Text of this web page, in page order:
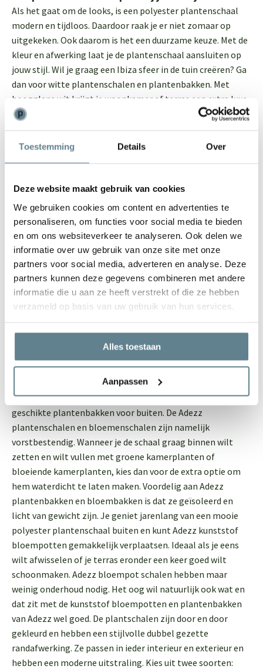
Toestemming Details Over
Deze website maakt gebruik van cookies
We gebruiken cookies om content en advertenties te
personaliseren, om functies voor social media te bieden
en om ons websiteverkeer te analyseren. Ook delen we
informatie over uw gebruik van onze site met onze
partners voor social media, adverteren en analyse. Deze
partners kunnen deze gegevens combineren met andere
informatie die u aan ze heeft verstrekt of die ze hebben
verzameld op basis van uw gebruik van hun services.
Alles toestaan
Aanpassen
Als het gaat om de looks, is een polyester plantenschaal
modern en tijdloos. Daardoor raak je er niet zomaar op
uitgekeken. Ook daarom is het een duurzame keuze. Met de
kleur en afwerking laat je de plantenschaal aansluiten op
jouw stijl. Wil je graag een Ibiza sfeer in de tuin creëren? Ga
dan voor witte plantenschalen en plantenbakken. Met
hoogglans wit krijgt je woonkamer of terras een extra luxe
uitstraling. Heb je meer een industriële en strakke
plantenschalen met stoere matte afwerking. Als je hulp
vrijblijvend deskundig advies.
Topmerk plantenschalen
We vinden het belangrijk dat de bloempot schalen in onze
webshop zowel aantrekkelijk als van hoge kwaliteit zijn.
Ook willen we dat iedereen kan slagen. Daarom vind je
diverse kleuren en maten planten- en bloemenschalen op
polyesterplantenbakken.nl. Of je nu een kleine
plantenschaal of grote plantenschaal zoekt: bij ons ben je
Ben je al bekend met het merk Adezz? De plantenbakken
van Adezz zijn vervaardigd van hoogwaardig polyester en
erg stevig. Ze kunnen tegen een stootje en zijn standaard
geschikte plantenbakken voor buiten. De Adezz
plantenschalen en bloemenschalen zijn namelijk
vorstbestendig. Wanneer je de schaal graag binnen wilt
zetten en wilt vullen met groene kamerplanten of
bloeiende kamerplanten, kies dan voor de extra optie om
hem waterdicht te laten maken. Voordelig aan Adezz
plantenbakken en bloembakken is dat ze geïsoleerd en
licht van gewicht zijn. Je geniet jarenlang van een mooie
polyester plantenschaal buiten en kunt Adezz kunststof
bloempotten gemakkelijk verplaatsen. Ideaal als je eens
wilt afwisselen of je terras eronder een keer goed wilt
schoonmaken. Adezz bloempot schalen hebben maar
weinig onderhoud nodig. Het oog wil natuurlijk ook wat en
dat zit met de kunststof bloempotten en plantenbakken
van Adezz wel goed. De plantschalen zijn door en door
gekleurd en hebben een stijlvolle dubbel gezette
randafwerking. Ze passen in ieder interieur en exterieur en
hebben een moderne uitstraling. Kies uit twee soorten: